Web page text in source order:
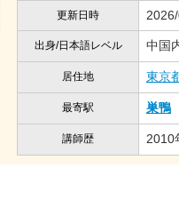
更新日時
出身/日本語レベル 中国
居住地 東京
最寄駅 巣鴨
講師歴 2010